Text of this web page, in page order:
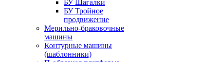
БУ Шагалки
БУ Тройное
продвижение
Мерильно-браковочные
машины
Контурные машины
(шаблонники)